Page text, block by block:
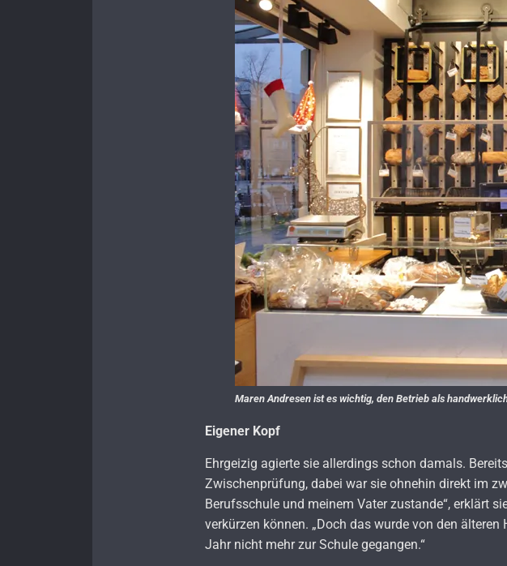
Maren Andresen ist es wichtig, den Betrieb als
Eigener Kopf
Ehrgeizig agierte sie allerdings schon damals.
Zwischenprüfung, dabei war sie ohnehin direkt im
Berufsschule und meinem Vater zustande“, erklärt
verkürzen können. „Doch das wurde von den
Jahr nicht mehr zur Schule gegangen.“